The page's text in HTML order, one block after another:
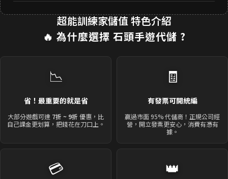
超能訓練家儲值 特色介紹
🔥 為什麼選擇 石頭手遊代儲 ?
📉
省！最重要的就是省
大部分遊戲可達 7折 ~ 9折 優惠，比
自己課金更划算，把錢花在刀口上。
🧾
有發票可開統編
贏過市面 95% 代儲商！正規公司經
營，開立發票更安心，消費有憑有
據。
💳 👑